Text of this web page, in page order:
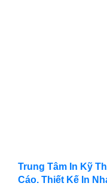
Trung Tâm In Kỹ
Cáo. Thiết Kế In